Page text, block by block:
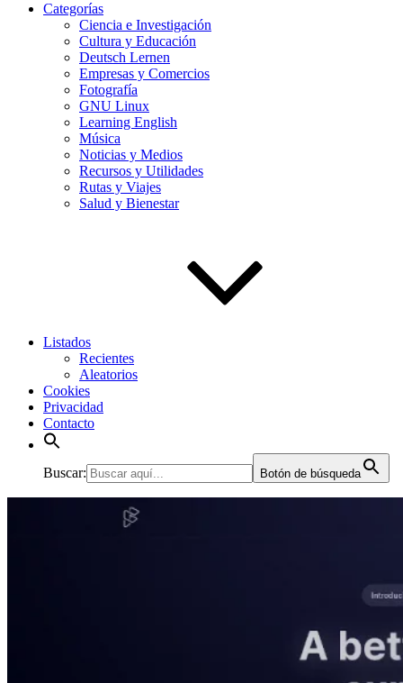
Categorías
Ciencia e Investigación
Cultura y Educación
Deutsch Lernen
Empresas y Comercios
Fotografía
GNU Linux
Learning English
Música
Noticias y Medios
Recursos y Utilidades
Rutas y Viajes
Salud y Bienestar
Listados
Recientes
Aleatorios
Cookies
Privacidad
Contacto
Buscar: Botón de búsqueda